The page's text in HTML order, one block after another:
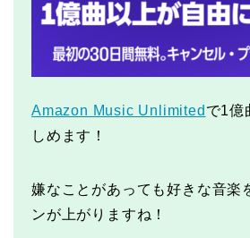
Amazon Music Unlimited で1億
しめます！
嫌なことがあっても好きな音楽
ンが上がりますね！